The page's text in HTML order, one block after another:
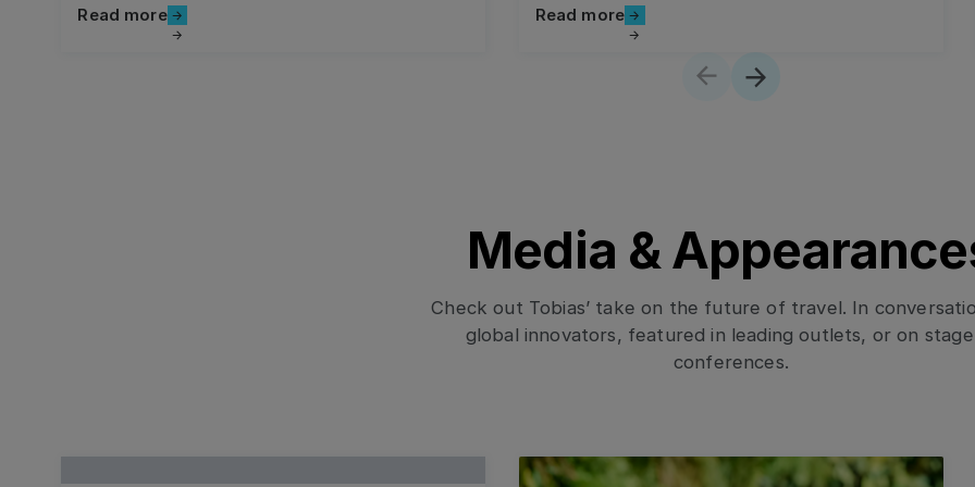
Read more
Read more Read more
Read more
Media &
Check out Tobias’ take on the future of travel. In
global innovators, featured in leading outlets, or on
conferences.
Read more